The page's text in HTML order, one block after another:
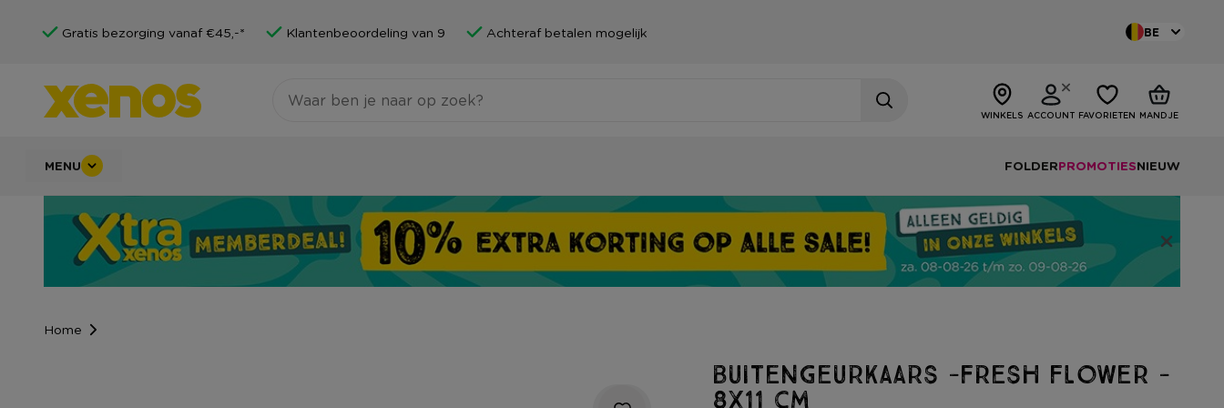
Gratis bezorging vanaf €45,-* Klantenbeoordeling van 9 Achteraf betalen mogelijk BE
WINKELS ACCOUNT FAVORIETEN MANDJE
MENU FOLDERPROMOTIESNIEUW
Home
Buitengeurkaars -fresh flower -
8x11 cm